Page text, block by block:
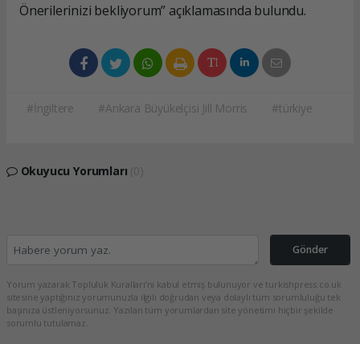
Önerilerinizi bekliyorum” açıklamasında bulundu.
#İngiltere #Ankara Büyükelçisi Jill Morris #türkiye
Okuyucu Yorumları
Gönder
Yorum yazarak Topluluk Kuralları’nı kabul etmiş bulunuyor ve turkishpress.co.uk
sitesine yaptığınız yorumunuzla ilgili doğrudan veya dolaylı tüm sorumluluğu tek
başınıza üstleniyorsunuz. Yazılan tüm yorumlardan site yönetimi hiçbir şekilde
sorumlu tutulamaz.